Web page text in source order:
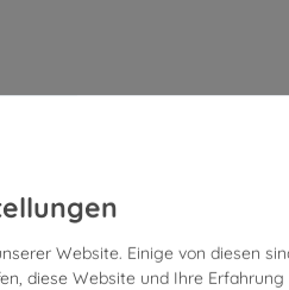
Website. Einige von diesen
diese Website und Ihre Erfahrung